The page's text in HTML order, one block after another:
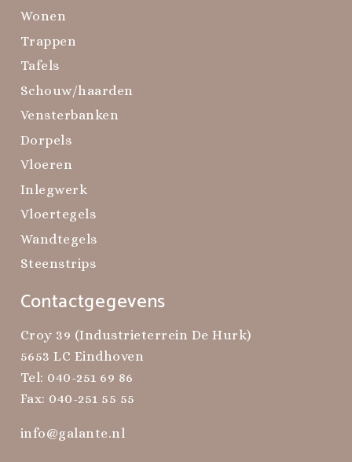
Wonen
Trappen
Tafels
Schouw/haarden
Vensterbanken
Dorpels
Vloeren
Inlegwerk
Vloertegels
Wandtegels
Steenstrips
Contactgegevens
Croy 39 (Industrieterrein De Hurk)
5653 LC Eindhoven
Tel: 040-251 69 86
Fax: 040-251 55 55
info@galante.nl